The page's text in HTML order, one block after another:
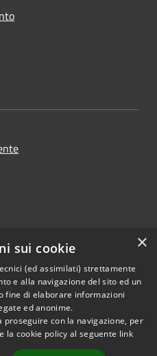
Copyright © 2026 • Comune di
×
sui cookie
(ed assimilati) strettamente
e alla navigazione del sito ed un
fine di elaborare informazioni
ed anonime.
con la navigazione, per
la cookie policy al seguente link